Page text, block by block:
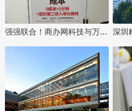
强强联合！商办网科技与万家灯火科技达成战略合作，共筑企业服务新生态